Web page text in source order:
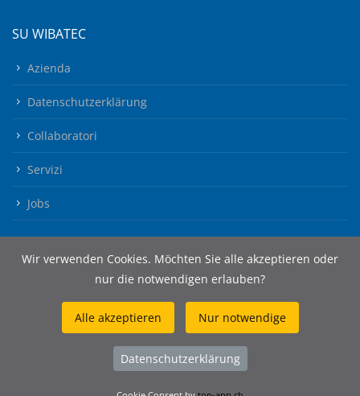
SU WIBATEC
Azienda
Datenschutzerklärung
Collaboratori
Servizi
Jobs
© 2026 Wibatec AG
Wir verwenden Cookies. Möchten Sie alle akzeptieren oder
nur die notwendigen erlauben?
Alle akzeptieren Nur notwendige
Datenschutzerklärung